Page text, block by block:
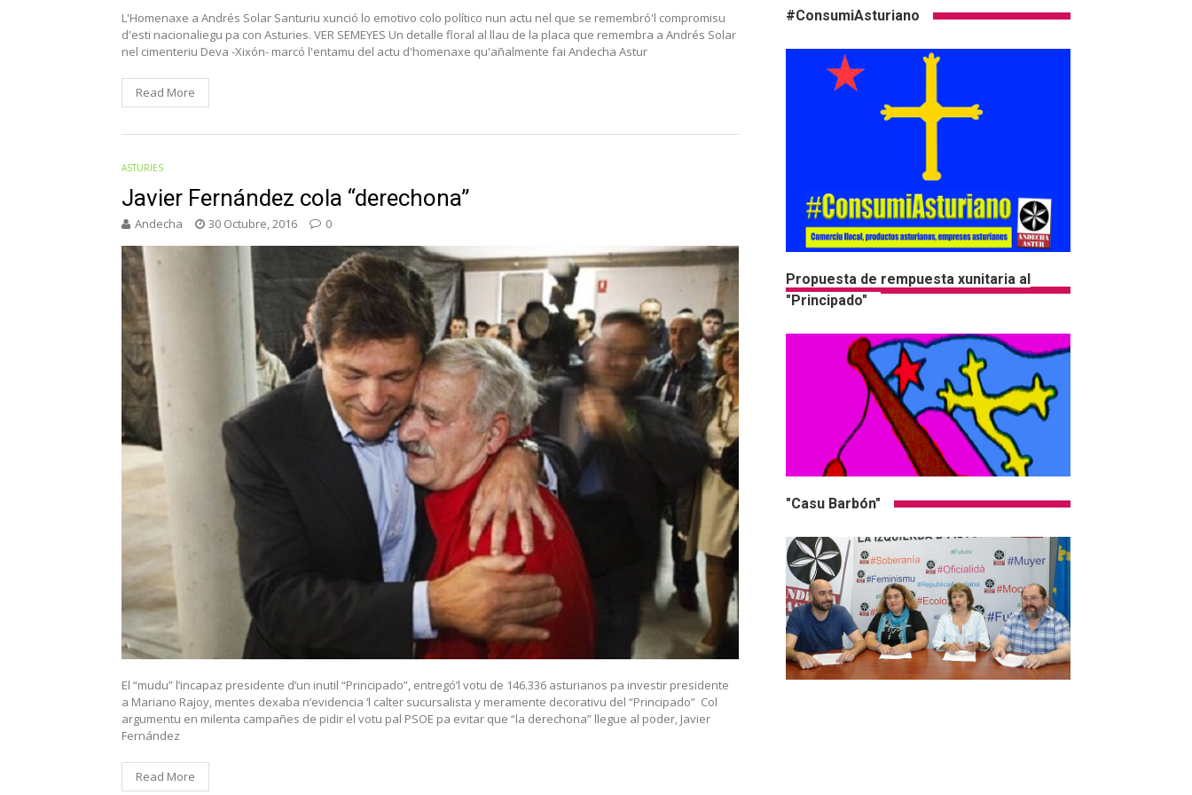
L'Homenaxe a Andrés Solar Santuriu xunció lo emotivo colo político nun actu nel que se remembró'l compromisu
d'esti nacionaliegu pa con Asturies. VER SEMEYES Un detalle floral al llau de la placa que remembra a Andrés Solar
nel cimenteriu Deva -Xixón- marcó l'entamu del actu d'homenaxe qu'añalmente fai Andecha Astur
Read More
ASTURIES
Javier Fernández cola “derechona”
Andecha 30 Octubre, 2016 0
El “mudu” l’incapaz presidente d’un inutil “Principado”, entregó’l votu de 146.336 asturianos pa investir presidente
a Mariano Rajoy, mentes dexaba n’evidencia ‘l calter sucursalista y meramente decorativu del “Principado” Col
argumentu en milenta campañes de pidir el votu pal PSOE pa evitar que “la derechona” llegue al poder, Javier
Fernández
Read More
#ConsumiAsturiano
Propuesta de rempuesta xunitaria al
"Principado"
"Casu Barbón"